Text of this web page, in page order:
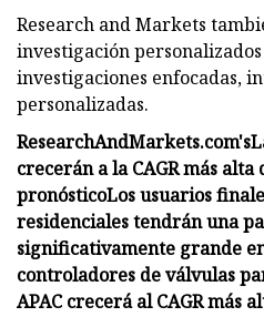
Research and Markets
investigación
investigaciones enfocadas,
personalizadas.
ResearchAndMarkets.com's
crecerán a la CAGR más
pronósticoLos usuarios
residenciales tendrán una
significativamente grande
controladores de válvulas
APAC crecerá al CAGR más